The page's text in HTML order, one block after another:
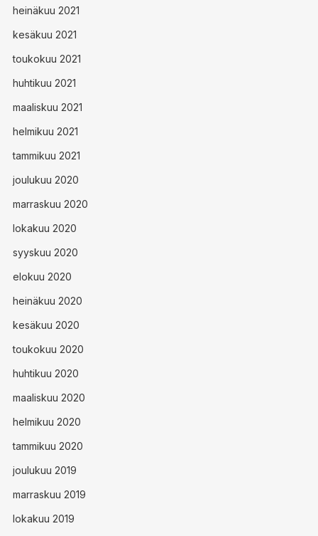
heinäkuu 2021
kesäkuu 2021
toukokuu 2021
huhtikuu 2021
maaliskuu 2021
helmikuu 2021
tammikuu 2021
joulukuu 2020
marraskuu 2020
lokakuu 2020
syyskuu 2020
elokuu 2020
heinäkuu 2020
kesäkuu 2020
toukokuu 2020
huhtikuu 2020
maaliskuu 2020
helmikuu 2020
tammikuu 2020
joulukuu 2019
marraskuu 2019
lokakuu 2019